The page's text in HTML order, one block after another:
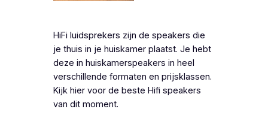
HiFi luidsprekers zijn de speakers die
je thuis in je huiskamer plaatst. Je hebt
deze in huiskamerspeakers in heel
verschillende formaten en prijsklassen.
Kijk hier voor de beste Hifi speakers
van dit moment.